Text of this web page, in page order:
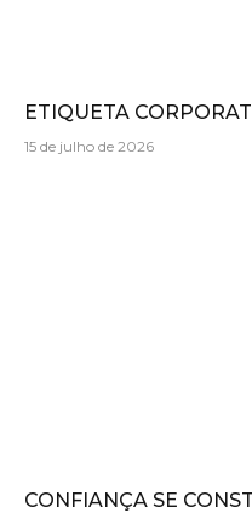
ETIQUETA
15 de julho de 2026
CONFIANÇA SE